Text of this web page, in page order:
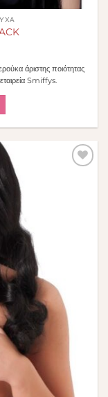
άριστης ποιότητας
Smiffys.